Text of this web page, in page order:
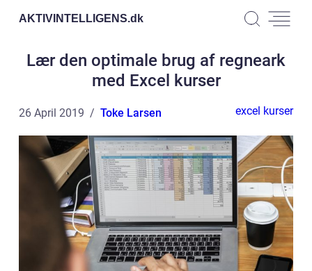
AKTIVINTELLIGENS.dk
Lær den optimale brug af regneark
med Excel kurser
26 April 2019 Toke Larsen excel kurser